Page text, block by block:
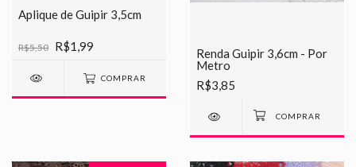
Aplique de Guipir 3,5cm
R$5,50 R$1,99
COMPRAR
Renda Guipir 3,6cm - Por
Metro
R$3,85